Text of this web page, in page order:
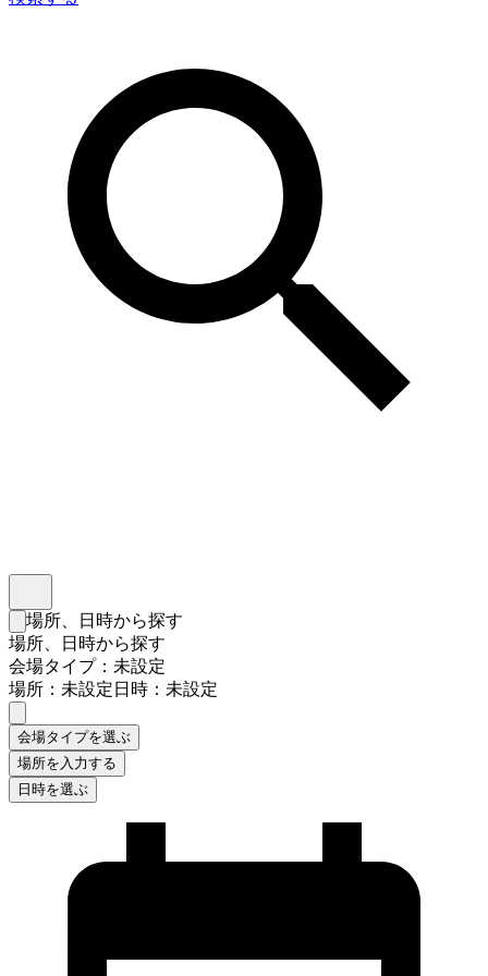
検索フォームを閉じる
場所、日時から探す
場所、日時から探す
会場タイプ：未設定
場所：未設定日時：未設定
会場タイプを選ぶ
場所を入力する
日時を選ぶ